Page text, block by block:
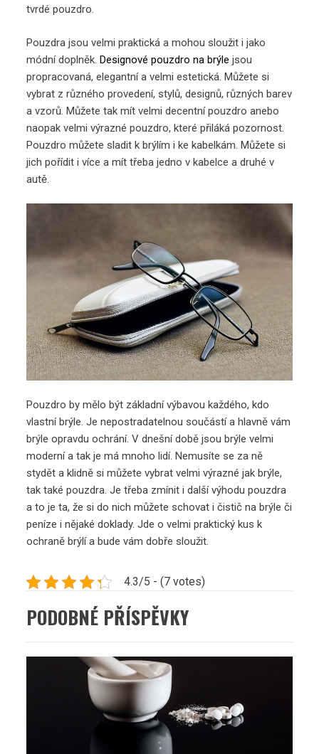
tvrdé pouzdro.
Pouzdra jsou velmi praktická a mohou sloužit i jako
módní doplněk.Designové pouzdro na brýlejsou
propracovaná, elegantní a velmi estetická. Můžete si
vybrat z různého provedení, stylů, designů, různých barev
a vzorů. Můžete tak mít velmi decentní pouzdro anebo
naopak velmi výrazné pouzdro, které přiláká pozornost.
Pouzdro můžete sladit k brýlím i ke kabelkám. Můžete si
jich pořídit i více a mít třeba jedno v kabelce a druhé v
autě.
Pouzdro by mělo být základní výbavou každého, kdo
vlastní brýle. Je nepostradatelnou součástí a hlavně vám
brýle opravdu ochrání. V dnešní době jsou brýle velmi
moderní a tak je má mnoho lidí. Nemusíte se za ně
stydět a klidně si můžete vybrat velmi výrazné jak brýle,
tak také pouzdra. Je třeba zmínit i další výhodu pouzdra
a to je ta, že si do nich můžete schovat i čistič na brýle či
peníze i nějaké doklady. Jde o velmi praktický kus k
ochraně brýlí a bude vám dobře sloužit.
4.3/5 - (7 votes)
PODOBNÉ PŘÍSPĚVKY